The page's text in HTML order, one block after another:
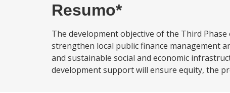
Resumo*
The development objective of the Third
strengthen local public finance management
and sustainable social and economic
development support will ensure equity, the